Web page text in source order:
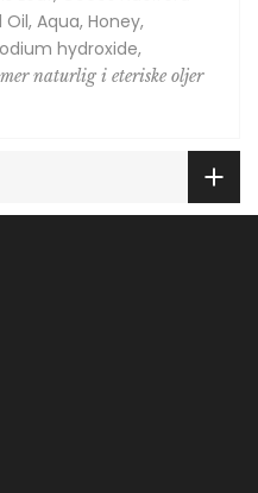
Aqua, Honey,
hydroxide,
naturlig i eteriske oljer